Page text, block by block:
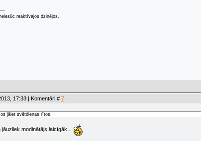
reaktīvajos dzinējos.
17:33 | Komentāri # 7
jāiet svētdienas rītos.
modinātājs laicīgāk...